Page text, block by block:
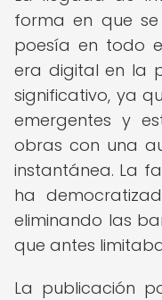
forma en que
poesía en todo
era digital en la
significativo, ya
emergentes y
obras con una
instantánea. La
ha
eliminando las
que antes
La publicación